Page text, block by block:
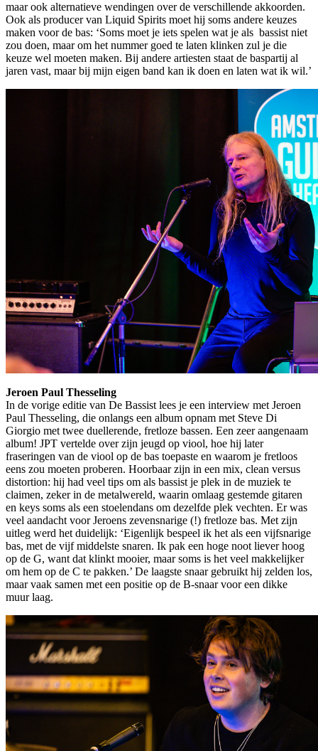
maar ook alternatieve wendingen over de verschillende akkoorden.
Ook als producer van Liquid Spirits moet hij soms andere keuzes
maken voor de bas: ‘Soms moet je iets spelen wat je als bassist niet
zou doen, maar om het nummer goed te laten klinken zul je die
keuze wel moeten maken. Bij andere artiesten staat de baspartij al
jaren vast, maar bij mijn eigen band kan ik doen en laten wat ik wil.’
Jeroen Paul Thesseling
In de vorige editie van De Bassist lees je een interview met Jeroen
Paul Thesseling, die onlangs een album opnam met Steve Di
Giorgio met twee duellerende, fretloze bassen. Een zeer aangenaam
album! JPT vertelde over zijn jeugd op viool, hoe hij later
fraseringen van de viool op de bas toepaste en waarom je fretloos
eens zou moeten proberen. Hoorbaar zijn in een mix, clean versus
distortion: hij had veel tips om als bassist je plek in de muziek te
claimen, zeker in de metalwereld, waarin omlaag gestemde gitaren
en keys soms als een stoelendans om dezelfde plek vechten. Er was
veel aandacht voor Jeroens zevensnarige (!) fretloze bas. Met zijn
uitleg werd het duidelijk: ‘Eigenlijk bespeel ik het als een vijfsnarige
bas, met de vijf middelste snaren. Ik pak een hoge noot liever hoog
op de G, want dat klinkt mooier, maar soms is het veel makkelijker
om hem op de C te pakken.’ De laagste snaar gebruikt hij zelden los,
maar vaak samen met een positie op de B-snaar voor een dikke
muur laag.